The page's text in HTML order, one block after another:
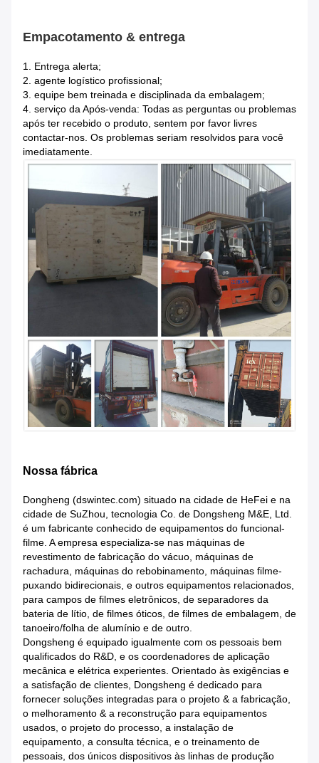
Empacotamento & entrega
1. Entrega alerta;
2. agente logístico profissional;
3. equipe bem treinada e disciplinada da embalagem;
4. serviço da Após-venda: Todas as perguntas ou problemas
após ter recebido o produto, sentem por favor livres
contactar-nos. Os problemas seriam resolvidos para você
imediatamente.
Nossa fábrica
Dongheng (dswintec.com) situado na cidade de HeFei e na
cidade de SuZhou, tecnologia Co. de Dongsheng M&E, Ltd.
é um fabricante conhecido de equipamentos do funcional-
filme. A empresa especializa-se nas máquinas de
revestimento de fabricação do vácuo, máquinas de
rachadura, máquinas do rebobinamento, máquinas filme-
puxando bidirecionais, e outros equipamentos relacionados,
para campos de filmes eletrônicos, de separadores da
bateria de lítio, de filmes óticos, de filmes de embalagem, de
tanoeiro/folha de alumínio e de outro.
Dongsheng é equipado igualmente com os pessoais bem
qualificados do R&D, e os coordenadores de aplicação
mecânica e elétrica experientes. Orientado às exigências e
a satisfação de clientes, Dongsheng é dedicado para
fornecer soluções integradas para o projeto & a fabricação,
o melhoramento & a reconstrução para equipamentos
usados, o projeto do processo, a instalação de
equipamento, a consulta técnica, e o treinamento de
pessoais, dos únicos dispositivos às linhas de produção